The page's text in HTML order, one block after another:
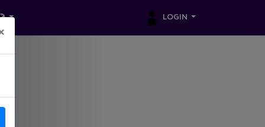
LOGIN